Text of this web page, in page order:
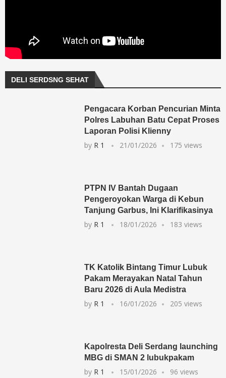
DELI SERDSNG SEHAT
Pengacara Korban Pencurian Minta
Polres Labuhan Batu Cepat Proses
Laporan Polisi Klienny
by R 1 21/01/2026 175 views
PTPN IV Bantah Dugaan
Pengeroyokan Warga di Kebun
Tanjung Garbus, Ini Klarifikasinya
by R 1 18/01/2026 183 views
TK Katolik Bintang Timur Lubuk
Pakam Merayakan Natal Tahun
Baru 2026 di Aula Medistra
by R 1 16/01/2026 205 views
Kapolresta Deli Serdang launching
MBG di SMAN 2 lubukpakam
by R 1 15/01/2026 96 views